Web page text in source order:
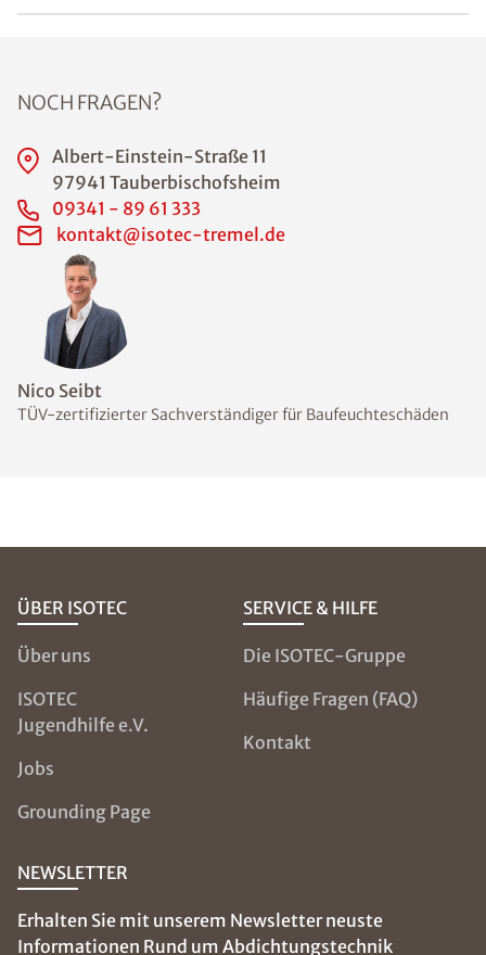
Nico Seibt
TÜV-zertifizierter Sachverständiger für Baufeuchteschäden
NOCH FRAGEN?
Albert-Einstein-Straße 11
97941 Tauberbischofsheim
09341 - 89 61 333
kontakt@isotec-tremel.de
ÜBER ISOTEC
Über uns
ISOTEC
Jugendhilfe e.V.
Jobs
Grounding Page
SERVICE & HILFE
Die ISOTEC-Gruppe
Häufige Fragen (FAQ)
Kontakt
NEWSLETTER
Erhalten Sie mit unserem Newsletter neuste
Informationen Rund um Abdichtungstechnik